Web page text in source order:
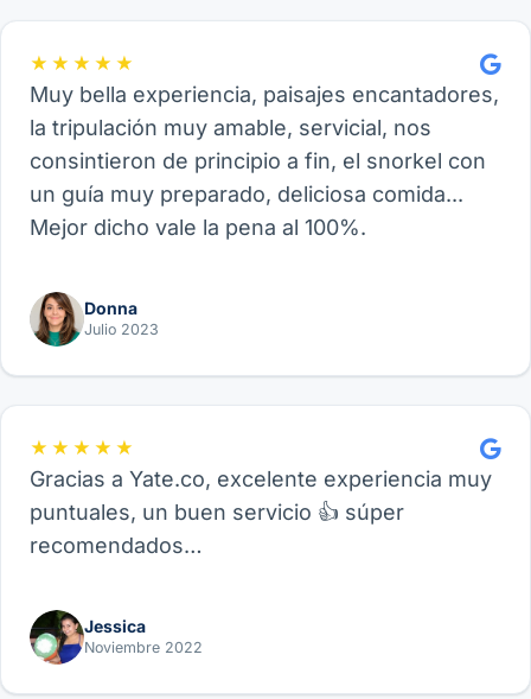
★★★★★
Muy bella experiencia, paisajes encantadores,
la tripulación muy amable, servicial, nos
consintieron de principio a fin, el snorkel con
un guía muy preparado, deliciosa comida...
Mejor dicho vale la pena al 100%.
Donna
Julio 2023
★★★★★
Gracias a Yate.co, excelente experiencia muy
puntuales, un buen servicio 👍 súper
recomendados…
Jessica
Noviembre 2022